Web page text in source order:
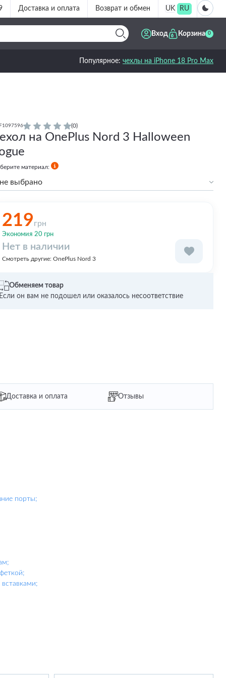
Доставка и оплата Возврат и обмен UK RU
Вход Корзина 0
Популярное: чехлы на iPhone 18 Pro Max
F1097596 (0)
на OnePlus Nord 3 Halloween
материал:
не выбрано
219грн
Экономия 20 грн
Нет в наличии
Смотреть другие: OnePlus Nord 3
Обменяем товар
Если он вам не подошел или оказалось несоответствие
Доставка и оплата Отзывы
порты;